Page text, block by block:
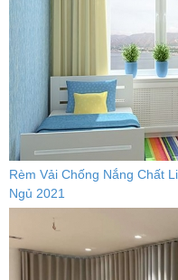
Rèm Vải Chống Nắng Chất
Ngủ 2021